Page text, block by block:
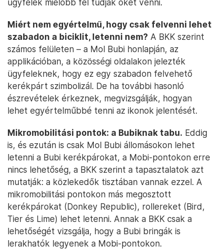
Miért nem egyértelmű, hogy csak felvenni lehet
szabadon a biciklit, letenni nem? A BKK szerint
számos felületen – a Mol Bubi honlapján, az
applikációban, a közösségi oldalakon jelezték
ügyfeleknek, hogy ez egy szabadon felvehető
kerékpárt szimbolizál. De ha további hasonló
észrevételek érkeznek, megvizsgálják, hogyan
lehet egyértelműbbé tenni az ikonok jelentését.
Mikromobilitási pontok: a Bubiknak tabu. Eddig
is, és ezután is csak Mol Bubi állomásokon lehet
letenni a Bubi kerékpárokat, a Mobi-pontokon erre
nincs lehetőség, a BKK szerint a tapasztalatok azt
mutatják: a közlekedők tisztában vannak ezzel. A
mikromobilitási pontokon más megosztott
kerékpárokat (Donkey Republic), rollereket (Bird,
Tier és Lime) lehet letenni. Annak a BKK csak a
lehetőségét vizsgálja, hogy a Bubi bringák is
lerakhatók legyenek a Mobi-pontokon.